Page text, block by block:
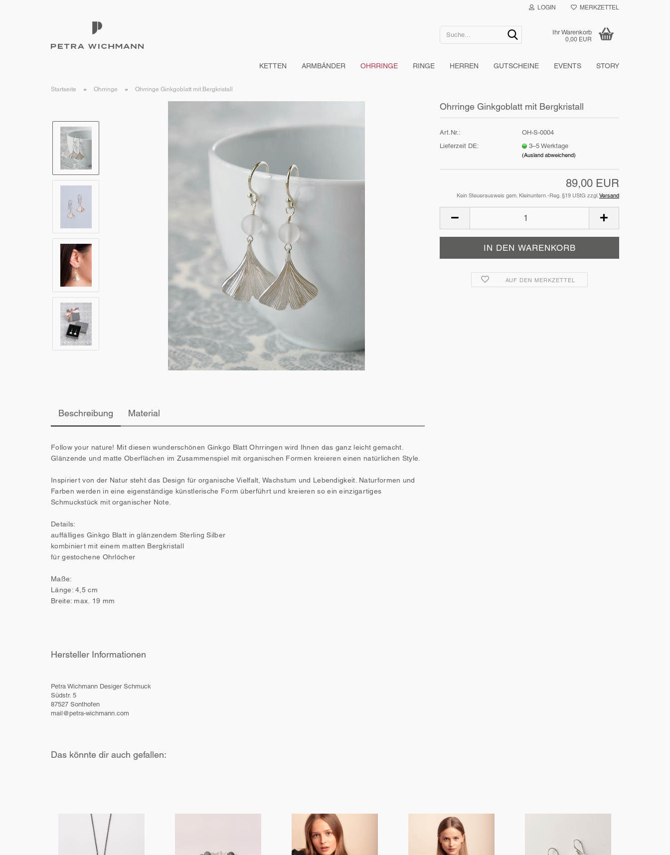
LOGIN MERKZETTEL
Ihr Warenkorb
0,00 EUR
KETTEN ARMBÄNDER OHRRINGE RINGE HERREN GUTSCHEINE EVENTS STORY
Startseite » Ohrringe » Ohrringe Ginkgoblatt mit Bergkristall
Ohrringe Ginkgoblatt mit Bergkristall
Art.Nr.:
OH-S-0004
Lieferzeit DE:
3–5 Werktage
(Ausland abweichend)
89,00 EUR
Kein Steuerausweis gem. Kleinuntern.-Reg. §19 UStG zzgl.Versand
AUF DEN MERKZETTEL
Beschreibung Material
Follow your nature! Mit diesen wunderschönen Ginkgo Blatt Ohrringen wird Ihnen das ganz leicht gemacht.
Glänzende und matte Oberflächen im Zusammenspiel mit organischen Formen kreieren einen natürlichen Style.
Inspiriert von der Natur steht das Design für organische Vielfalt, Wachstum und Lebendigkeit. Naturformen und
Farben werden in eine eigenständige künstlerische Form überführt und kreieren so ein einzigartiges
Schmuckstück mit organischer Note.
Details:
auffälliges Ginkgo Blatt in glänzendem Sterling Silber
kombiniert mit einem matten Bergkristall
für gestochene Ohrlöcher
Maße:
Länge: 4,5 cm
Breite: max. 19 mm
Hersteller Informationen
Petra Wichmann Desiger Schmuck
Südstr. 5
87527 Sonthofen
mail@petra-wichmann.com
Das könnte dir auch gefallen: